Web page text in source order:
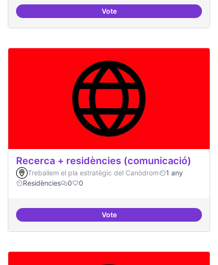
VoteRecerca i re-avaluació
Recerca + residències (comunicació)
Treballem el pla estratègic del Canòdrom
1 any
Residències
0 0
VoteRecerca + residències